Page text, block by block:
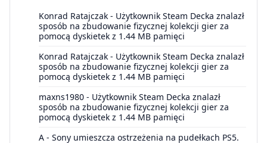
Konrad Ratajczak - Użytkownik Steam Decka znalazł
sposób na zbudowanie fizycznej kolekcji gier za
pomocą dyskietek z 1.44 MB pamięci
Konrad Ratajczak - Użytkownik Steam Decka znalazł
sposób na zbudowanie fizycznej kolekcji gier za
pomocą dyskietek z 1.44 MB pamięci
maxns1980 - Użytkownik Steam Decka znalazł
sposób na zbudowanie fizycznej kolekcji gier za
pomocą dyskietek z 1.44 MB pamięci
A - Sony umieszcza ostrzeżenia na pudełkach PS5.